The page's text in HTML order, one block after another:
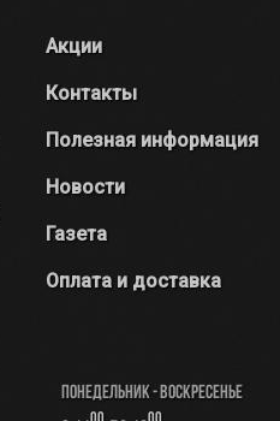
Акции
Контакты
Полезная информация
Новости
Газета
Оплата и доставка
Понедельник - Воскресенье